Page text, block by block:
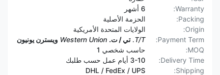
Warranty:
6 أشهر
Packing:
الحزمة الأصلية
Origin:
الولايات المتحدة الأمريكية
Payment Term:
T/T. تي / ت. Western Union ويسترن يونيون
MOQ:
حاسب شخصي 1
Delivery Time:
3-10 أيام عمل حسب طلبك
Shipping:
DHL / FedEx / UPS